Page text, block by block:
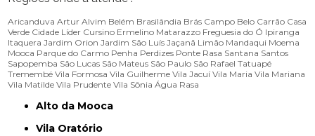
Aricanduva Artur Alvim Belém Brasilândia Brás Campo Belo Carrão Casa
Verde Cidade Líder Cursino Ermelino Matarazzo Freguesia do Ó Ipiranga
Itaquera Jardim Orion Jardim São Luís Jaçanã Limão Mandaqui Moema
Mooca Parque do Carmo Penha Perdizes Ponte Rasa Santana Santos
Sapopemba São Lucas São Mateus São Paulo São Rafael Tatuapé
Tremembé Vila Formosa Vila Guilherme Vila Jacuí Vila Maria Vila Mariana
Vila Matilde Vila Prudente Vila Sônia Água Rasa
Alto da Mooca
Vila Oratório